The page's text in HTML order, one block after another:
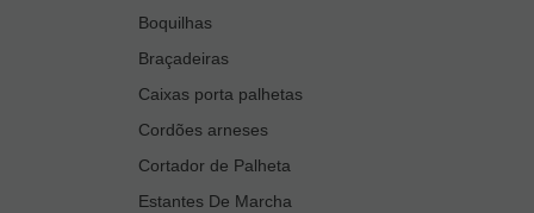
Boquilhas
Braçadeiras
Caixas porta palhetas
Cordões arneses
Cortador de Palheta
Estantes De Marcha